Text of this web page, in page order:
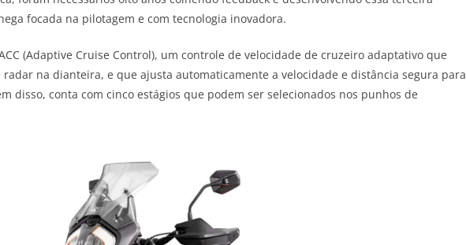
r
n
k
focada na pilotagem e com tecnologia inovadora.
(Adaptive Cruise Control), um controle de velocidade de cruzeiro adaptativo que
na dianteira, e que ajusta automaticamente a velocidade e distância segura para
disso, conta com cinco estágios que podem ser selecionados nos punhos de